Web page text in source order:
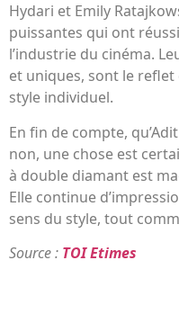
Hydari et Emily
puissantes qui ont
l’industrie du cinéma.
et uniques, sont le
style individuel.
En fin de compte,
non, une chose est
à double diamant est
Elle continue
sens du style, tout
Source : TOI Etimes